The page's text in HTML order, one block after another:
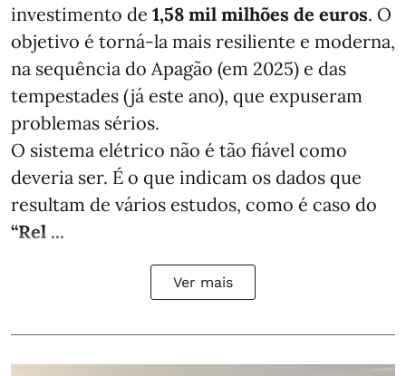
investimento de 1,58 mil milhões de euros. O
objetivo é torná-la mais resiliente e moderna,
na sequência do Apagão (em 2025) e das
tempestades (já este ano), que expuseram
problemas sérios.
O sistema elétrico não é tão fiável como
deveria ser. É o que indicam os dados que
resultam de vários estudos, como é caso do
“Rel ...
Ver mais